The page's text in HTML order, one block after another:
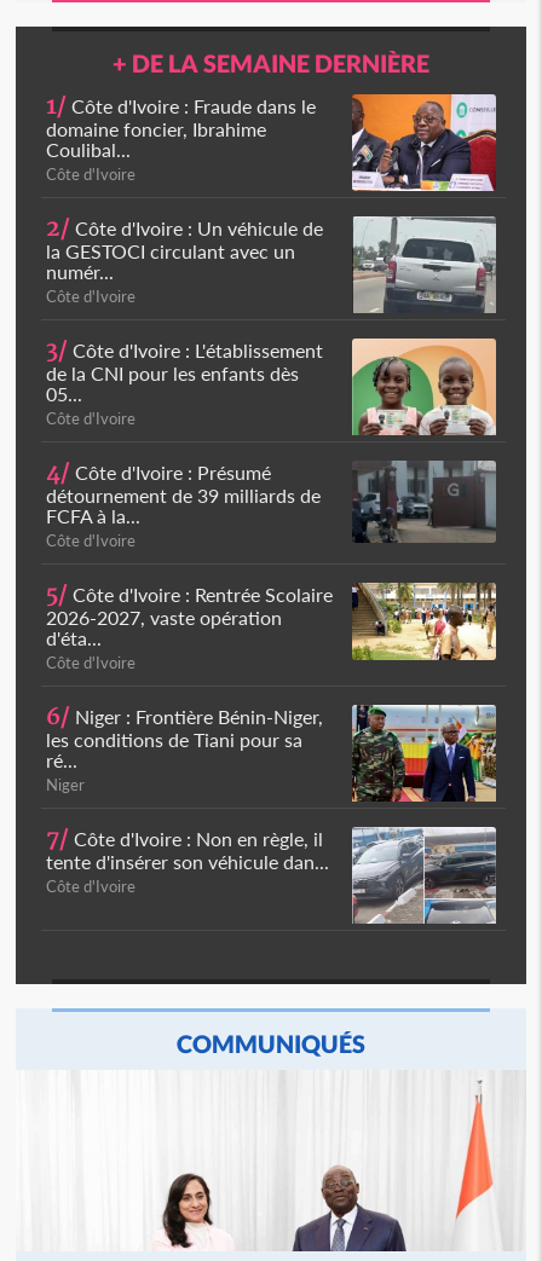
+ DE LA SEMAINE DERNIÈRE
1/ Côte d'Ivoire : Fraude dans le
domaine foncier, Ibrahime
Coulibal...
Côte d'Ivoire
2/ Côte d'Ivoire : Un véhicule de
la GESTOCI circulant avec un
numér...
Côte d'Ivoire
3/ Côte d'Ivoire : L'établissement
de la CNI pour les enfants dès
05...
Côte d'Ivoire
4/ Côte d'Ivoire : Présumé
détournement de 39 milliards de
FCFA à la...
Côte d'Ivoire
5/ Côte d'Ivoire : Rentrée Scolaire
2026-2027, vaste opération
d'éta...
Côte d'Ivoire
6/ Niger : Frontière Bénin-Niger,
les conditions de Tiani pour sa
ré...
Niger
7/ Côte d'Ivoire : Non en règle, il
tente d'insérer son véhicule dan...
Côte d'Ivoire
COMMUNIQUÉS